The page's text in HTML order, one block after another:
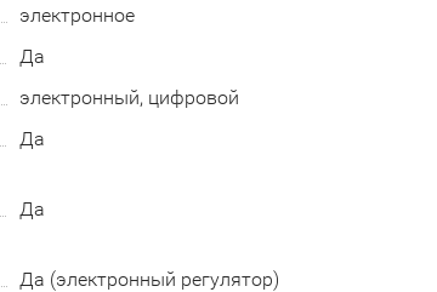
электронное
Да
электронный, цифровой
Да
Да
Да (электронный регулятор)